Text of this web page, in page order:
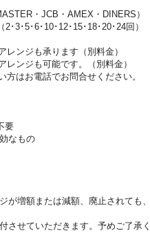
・JCB・AMEX・DINERS）
･3･5･6･10･12･15･18･20･24回）
ンジも承ります（別料金）
ンジも可能です。（別料金）
はお電話でお問合せください。
要
なもの
が増額または減額、廃止されて
させていただきます。予めご了承く